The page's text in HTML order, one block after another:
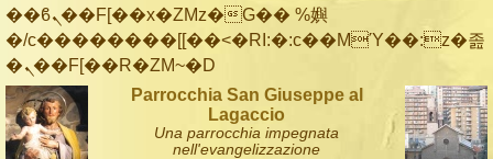
��ϐܢ��F[��x�ZMz�G�� %嬩
�/c��������[[��<�RI:�:c��MΎ��:z�졾
�ܢ��F[��R�ZM~�D
Parrocchia San Giuseppe al
Lagaccio
Una parrocchia impegnata
nell'evangelizzazione